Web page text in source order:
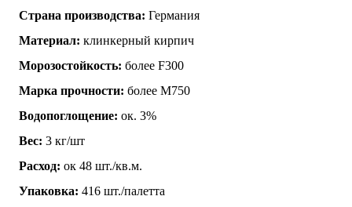
Страна производства: Германия
Материал: клинкерный кирпич
Морозостойкость: более F300
Марка прочности: более М750
Водопоглощение: ок. 3%
Вес: 3 кг/шт
Расход: ок 48 шт./кв.м.
Упаковка: 416 шт./палетта